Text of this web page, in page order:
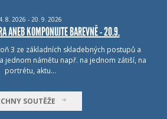
8. 2026 - 20. 9. 2026
ANEB KOMPONUJTE BAREVNĚ - 20.9.
3 ze základních skladebných postupů a
jednom námětu např. na jednom zátiší, na
portrétu, aktu…
SOUTĚŽE